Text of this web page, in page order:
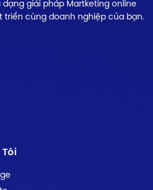
giải pháp Martketing online
triển cùng doanh nghiệp của bạn.